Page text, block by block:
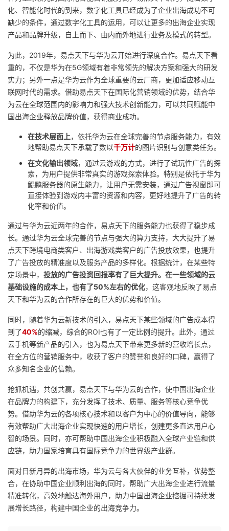
化、智能化时代的到来，数字化工具已经成为了企业出海成功不可
缺少的条件，通过数字化工具的运用，可以让更多的出海企业实现
产品和品牌升级，自上而下、由内而外地进行业务及模式的转型。
为此，2019年，易点天下与华为云开始进行深度合作。易点天下看
重的，不仅是华为在5G领域有着非常领先的解决方案和强大的研发
实力；另外一点是华为云作为全球重要的云厂商，更加适应移动互
联网时代的需求。借助易点天下在国际化营销领域的优势，结合华
为云在全球范围内的影响力和强大技术创新能力，可以共同赋能中
国出海企业释放品牌价值，获得商业成功。
在技术层面上，依托华为云在全球完善的节点服务能力，有效
地帮助易点天下承载了数以千万计的图片识别与创意类任务。
在文化输出领域，通过云游戏的方式，进行了试玩性广告的探
索，为用户提供非常真实的游戏探索体验。特别是依托于华为
鲲鹏服务器的原生能力，让用户无需安装，通过广告视窗即可
直接体验到游戏内丰富的资源和内容，更好地提升了广告的转
化率和价值。
通过与华为云近两年的合作，易点天下的服务能力也获得了稳步成
长。通过华为云全球完善的节点与强大的算力支持，大大提升了易
点天下跨境电商类客户、出海游戏类客户的广告投放效果，也提升
了广告投放的精准度以及服务产品的多样化。根据统计，在某些特
定场景中， 投放的广告投资回报率有了巨大提升。在一些领域的云
基础设施的成本上，也有了50%左右的优化，这客观地反映了易点
天下和华为云的合作所存在的巨大的优势和价值。
同时，随着华为云新技术的引入，易点天下某些领域的广告成本得
到了40%的缩减，综合的ROI也有了一定比例的提升。此外，通过
云手机等新产品的引入，也为易点天下带来更多新的营收增长点，
在全方位的营销服务中，收获了客户的赞誉和良好的口碑，赢得了
众多知名企业的信赖。
抢抓机遇，共创共赢，易点天下与华为云的合作，使中国出海企业
在品牌力的构建下，充分发挥了技术、质量、服务等核心竞争优
势。借助华为云的各项核心技术和以客户为中心的价值导向，能够
有效帮助广大出海企业实现快速的用户增长，创建更多直达用户心
智的场景。同时，亦可帮助中国出海企业积极融入全球产业链和供
应链，助力国家培育具有国际竞争力的世界级产业群。
面对日新月异的出海市场，华为云与各大伙伴的业务互补，优势整
合，在协助中国企业顺利出海的同时，帮助广大出海企业进行流量
精准转化，高效地触达海外用户，助力中国出海企业挖掘可持续发
展增长路径，构建中国企业的出海竞争力。